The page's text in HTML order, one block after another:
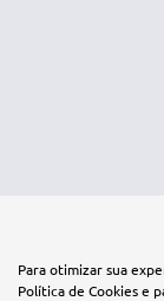
Para otimizar sua
Política de Cookies e